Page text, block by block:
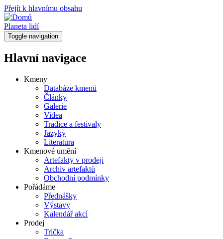
Přejít k hlavnímu obsahu
Planeta lidí
Toggle navigation
Hlavní navigace
Kmeny
Databáze kmenů
Články
Galerie
Videa
Tradice a festivaly
Jazyky
Literatura
Kmenové umění
Artefakty v prodeji
Archiv artefaktů
Obchodní podmínky
Pořádáme
Přednášky
Výstavy
Kalendář akcí
Prodej
Trička